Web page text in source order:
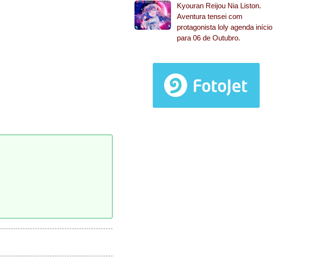
Kyouran Reijou Nia Liston.
Aventura tensei com
protagonista loly agenda início
para 06 de Outubro.